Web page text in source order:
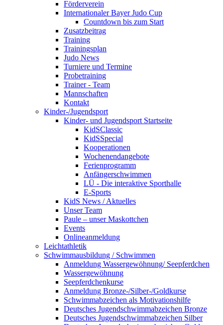
Förderverein
Internationaler Bayer Judo Cup
Countdown bis zum Start
Zusatzbeitrag
Training
Trainingsplan
Judo News
Turniere und Termine
Probetraining
Trainer - Team
Mannschaften
Kontakt
Kinder-/Jugendsport
Kinder- und Jugendsport Startseite
KidSClassic
KidSSpecial
Kooperationen
Wochenendangebote
Ferienprogramm
Anfängerschwimmen
LÜ - Die interaktive Sporthalle
E-Sports
KidS News / Aktuelles
Unser Team
Paule – unser Maskottchen
Events
Onlineanmeldung
Leichtathletik
Schwimmausbildung / Schwimmen
Anmeldung Wassergewöhnung/ Seepferdchen
Wassergewöhnung
Seepferdchenkurse
Anmeldung Bronze-/Silber-/Goldkurse
Schwimmabzeichen als Motivationshilfe
Deutsches Jugendschwimmabzeichen Bronze
Deutsches Jugendschwimmabzeichen Silber